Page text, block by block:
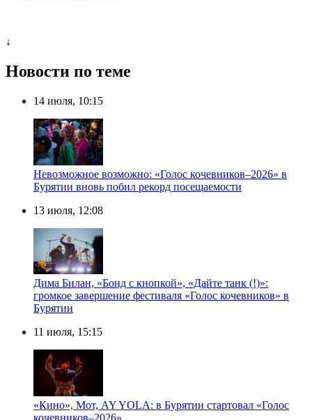
↓
Новости по теме
14 июля, 10:15
Невозможное возможно: «Голос кочевников–2026» в
Бурятии вновь побил рекорд посещаемости
13 июля, 12:08
Дима Билан, «Бонд с кнопкой», «Дайте танк (!)»:
громкое завершение фестиваля «Голос кочевников» в
Бурятии
11 июля, 15:15
«Кино», Мот, AY YOLA: в Бурятии стартовал «Голос
кочевников–2026»